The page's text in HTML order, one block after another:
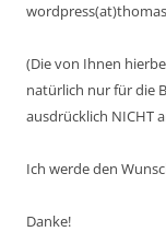
(Die von Ihnen
natürlich nur für die
ausdrücklich NICHT
Ich werde den
Danke!